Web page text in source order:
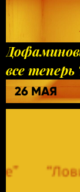
все
26 МАЯ